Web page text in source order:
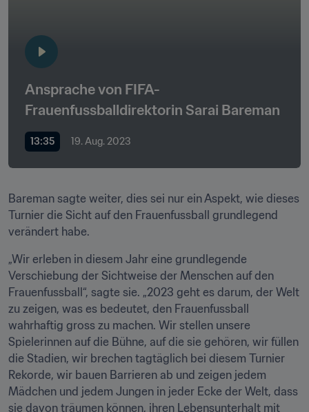
Ansprache von FIFA-
Frauenfussballdirektorin Sarai Bareman
13:35 19. Aug. 2023
Bareman sagte weiter, dies sei nur ein Aspekt, wie dieses
Turnier die Sicht auf den Frauenfussball grundlegend
verändert habe.
„Wir erleben in diesem Jahr eine grundlegende
Verschiebung der Sichtweise der Menschen auf den
Frauenfussball“, sagte sie. „2023 geht es darum, der Welt
zu zeigen, was es bedeutet, den Frauenfussball
wahrhaftig gross zu machen. Wir stellen unsere
Spielerinnen auf die Bühne, auf die sie gehören, wir füllen
die Stadien, wir brechen tagtäglich bei diesem Turnier
Rekorde, wir bauen Barrieren ab und zeigen jedem
Mädchen und jedem Jungen in jeder Ecke der Welt, dass
sie davon träumen können, ihren Lebensunterhalt mit